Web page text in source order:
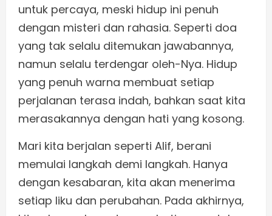
untuk percaya, meski hidup ini penuh
dengan misteri dan rahasia. Seperti doa
yang tak selalu ditemukan jawabannya,
namun selalu terdengar oleh-Nya. Hidup
yang penuh warna membuat setiap
perjalanan terasa indah, bahkan saat kita
merasakannya dengan hati yang kosong.
Mari kita berjalan seperti Alif, berani
memulai langkah demi langkah. Hanya
dengan kesabaran, kita akan menerima
setiap liku dan perubahan. Pada akhirnya,